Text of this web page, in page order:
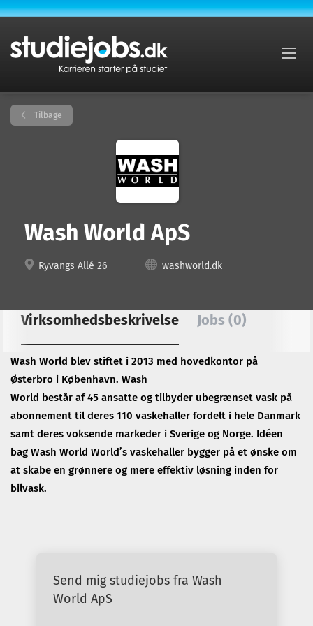
Tilbage
Wash World ApS
Ryvangs Allé 26 washworld.dk
Virksomhedsbeskrivelse Jobs (0)
Wash World blev stiftet i 2013 med hovedkontor på
Østerbro i København. Wash
World består af 45 ansatte og tilbyder ubegrænset vask på
abonnement til deres 110 vaskehaller fordelt i hele Danmark
samt deres voksende markeder i Sverige og Norge. Idéen
bag Wash World World’s vaskehaller bygger på et ønske om
at skabe en grønnere og mere effektiv løsning inden for
bilvask.
Send mig studiejobs fra Wash
World ApS